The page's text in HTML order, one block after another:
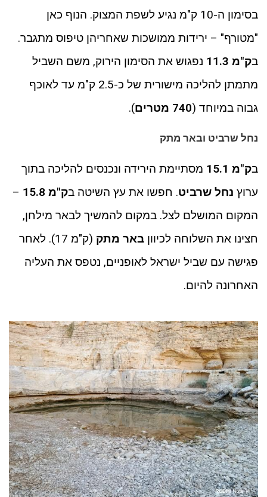
בסימון ה-10 ק"מ נגיע לשפת המצוק. הנוף כאן
"מטורף" – ירידות ממושכות שאחריהן טיפוס מתגבר.
בק"מ 11.3
נפגוש את הסימון הירוק, משם השביל
מתמתן להליכה מישורית של כ-2.5 ק"מ עד לאוכף
גבוה במיוחד (740 מטרים ).
נחל שרביט ובאר מתק
בק"מ 15.1
מסתיימת הירידה ונכנסים להליכה בתוך
ערוץ נחל שרביט. חפשו את עץ השיטה בק"מ 15.8
–
המקום המושלם לצל. במקום להמשיך לבאר מילחן,
חצינו את השלוחה לכיוון באר מתק
(ק"מ 17). לאחר
פגישה עם שביל ישראל לאופניים, נטפס את העליה
האחרונה להיום.